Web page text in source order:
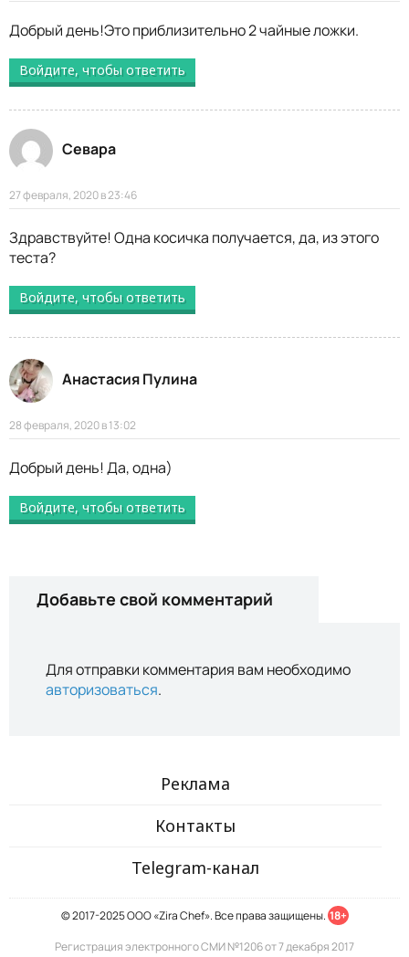
Добрый день!Это приблизительно 2 чайные ложки.
Войдите, чтобы ответить
Севара
27 февраля, 2020 в 23:46
Здравствуйте! Одна косичка получается, да, из этого
теста?
Войдите, чтобы ответить
Анастасия Пулина
28 февраля, 2020 в 13:02
Добрый день! Да, одна)
Войдите, чтобы ответить
Добавьте свой комментарий
Для отправки комментария вам необходимо
авторизоваться.
Реклама
Контакты
Telegram-канал
© 2017-2025 ООО «Zira Chef». Все права защищены. 18+
Регистрация электронного СМИ №1206 от 7 декабря 2017